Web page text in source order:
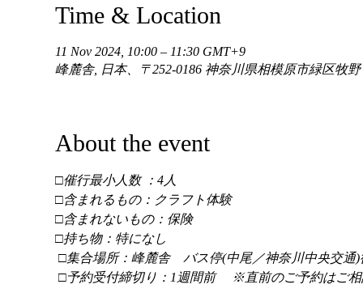
Time & Location
11 Nov 2024, 10:00 – 11:30 GMT+9
峰麓舎, 日本、〒252-0186 神奈川県相模原市緑区牧
About the event
□催行最小人数 ：4人
□含まれるもの：クラフト体験
□含まれないもの：保険
□持ち物：特になし
□集合場所：峰麓舎　バス停(中尾／神奈川中央交通)
□予約受付締切り：1週間前 　※直前のご予約はご